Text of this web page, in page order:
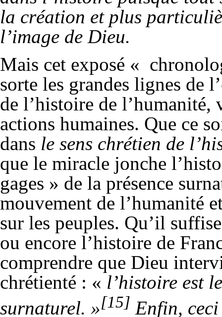
la création et plus
l’image de Dieu.
Mais cet exposé «
sorte les grandes lignes de
de l’histoire de l’humanité,
actions humaines. Que ce
dans le sens chrétien de
que le miracle jonche
gages » de la présence
mouvement de l’humanité
sur les peuples. Qu’il
ou encore l’histoire de
comprendre que Dieu
chrétienté : « l’histoire est
surnaturel. »[15] Enfin,